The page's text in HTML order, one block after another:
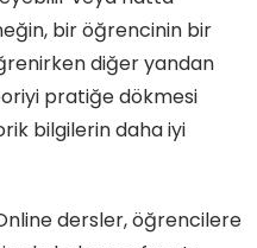
bir öğrencinin bir
diğer yandan
pratiğe dökmesi
bilgilerin daha iyi
dersler, öğrencilere